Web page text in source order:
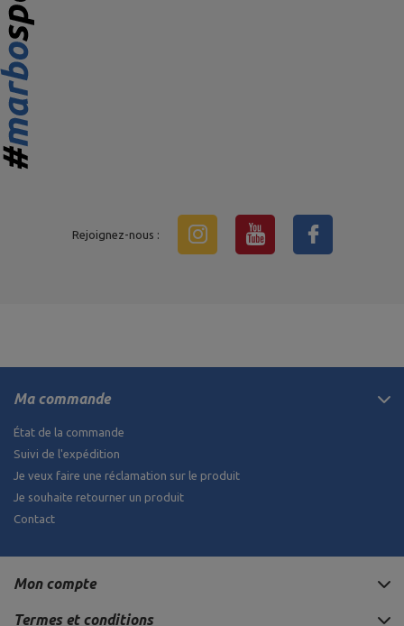
Rejoignez-nous :
Ma commande
État de la commande
Suivi de l'expédition
Je veux faire une réclamation sur le produit
Je souhaite retourner un produit
Contact
Mon compte
Termes et conditions